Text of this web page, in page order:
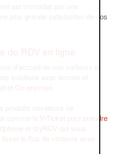
est immédiat par une
plus grande satisfaction de vos
de RDV en ligne
d'accueil de vos visiteurs et
solutions avec bornes et
On premise
novateurs ne
comme le V-Ticket pour prendre
IzyRDV qui vous
le flux de visiteurs avec